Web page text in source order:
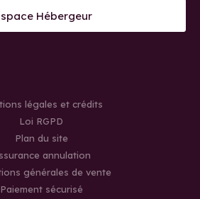
Hébergeur
légales et crédits
Loi RGPD
Plan du site
annulation
générales de vente
Paiement sécurisé